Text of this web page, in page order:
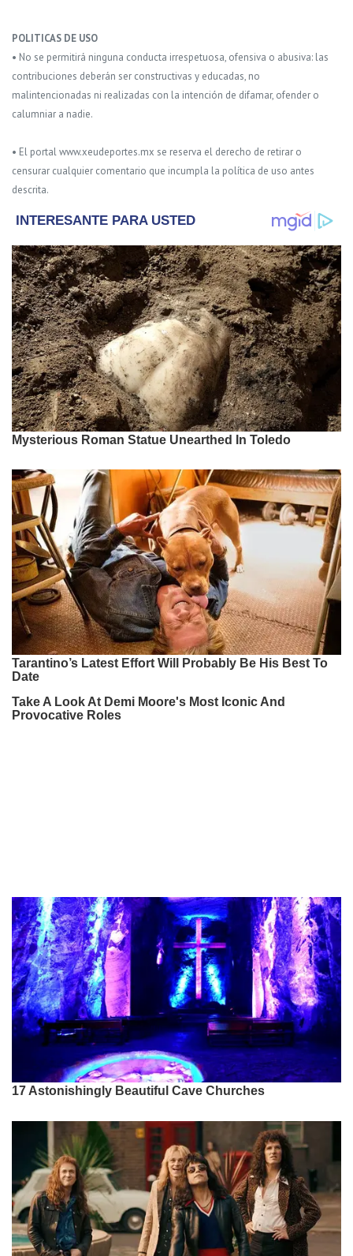
POLITICAS DE USO
• No se permitirá ninguna conducta irrespetuosa, ofensiva o abusiva: las
contribuciones deberán ser constructivas y educadas, no
malintencionadas ni realizadas con la intención de difamar, ofender o
calumniar a nadie.
• El portal www.xeudeportes.mx se reserva el derecho de retirar o
censurar cualquier comentario que incumpla la política de uso antes
descrita.